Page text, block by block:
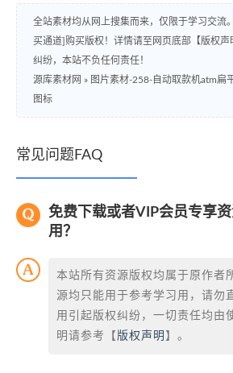
全站素材均从网上搜集而来，仅限于学习交流
买通道]购买版权！详情请至网页底部【版权声
纠纷，本站不负任何责任！
源库素材网 » 图片素材-258-自动取款机atm扁
图标
常见问题FAQ
免费下载或者VIP会员专享
用？
本站所有资源版权均属于原作者
源均只能用于参考学习用，请勿
用引起版权纠纷，一切责任均由
明请参考【 版权声明 】。